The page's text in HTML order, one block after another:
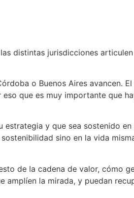
distintas jurisdicciones
o Buenos Aires avancen.
que es muy importante que
y que sea sostenido
sino en la vida
de la cadena de valor, cómo
la mirada, y puedan